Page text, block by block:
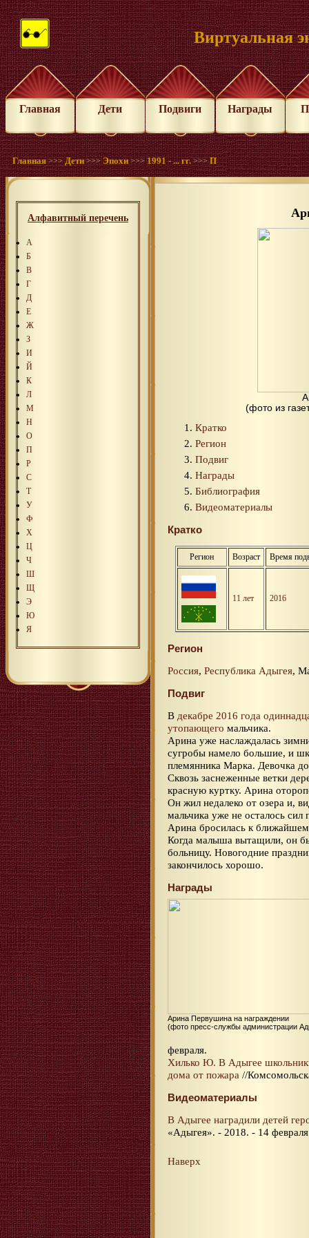
Виртуальная
Главная Дети Подвиги Награды
Главная >>>Дети >>>Эпохи >>>1991 - ... гг. >>>П
Алфавитный перечень
А
Б
В
Г
Д
Е
Ж
З
И
Й
К
Л
М
Н
О
П
Р
С
Т
У
Ф
Х
Ц
Ч
Ш
Щ
Э
Ю
Я
(фото из
Кратко
Регион
Подвиг
Награды
Библиография
Видеоматериалы
Кратко
Регион Возраст Время
11 лет 2016
Регион
Россия, Республика Адыгея,
Подвиг
В декабре 2016 года
утопающего мальчика.
Арина уже наслаждалась
сугробы намело большие, и
племянника Марка. Девочка
Сквозь заснеженные ветки
красную куртку. Арина
Он жил недалеко от озера и,
мальчика уже не осталось
Арина бросилась к
Когда малыша вытащили, он
больницу. Новогодние
закончилось хорошо.
Награды
Арина Первушина на награждении
(фото пресс-службы администрации
февраля.
Хилько Ю. В Адыгее
дома от пожара //
Видеоматериалы
В Адыгее наградили детей
«Адыгея». - 2018. - 14
Наверх